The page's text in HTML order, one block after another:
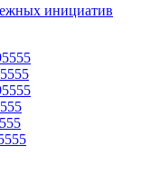
инициатив